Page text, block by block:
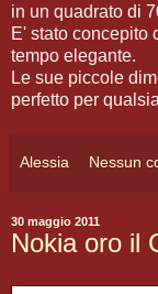
in un quadrato di
E' stato concepito
tempo elegante.
Le sue piccole
perfetto per
Alessia Nessun
30 maggio 2011
Nokia oro il